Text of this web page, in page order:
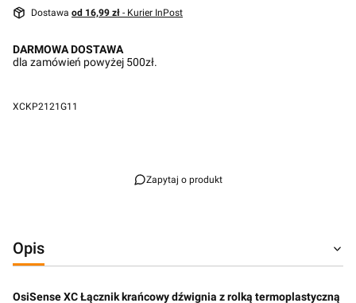
Dostawa od 16,99 zł - Kurier InPost
DARMOWA DOSTAWA
dla zamówień powyżej 500zł.
XCKP2121G11
Zapytaj o produkt
Opis
OsiSense XC Łącznik krańcowy dźwignia z rolką termoplastyczną